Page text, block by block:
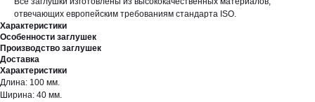
отвечающих европейским требованиям стандарта ISO.
Характеристики
Особенности заглушек
Производство заглушек
Доставка
Характеристики
Длина: 100 мм.
Ширина: 40 мм.